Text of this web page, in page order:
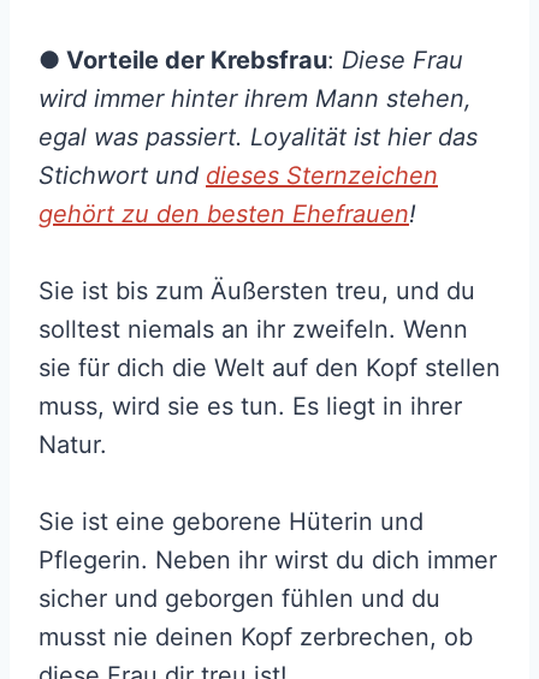
● Vorteile der Krebsfrau: Diese Frau
wird immer hinter ihrem Mann stehen,
egal was passiert. Loyalität ist hier das
Stichwort und dieses Sternzeichen
gehört zu den besten Ehefrauen!
Sie ist bis zum Äußersten treu, und du
solltest niemals an ihr zweifeln. Wenn
sie für dich die Welt auf den Kopf stellen
muss, wird sie es tun. Es liegt in ihrer
Natur.
Sie ist eine geborene Hüterin und
Pflegerin. Neben ihr wirst du dich immer
sicher und geborgen fühlen und du
musst nie deinen Kopf zerbrechen, ob